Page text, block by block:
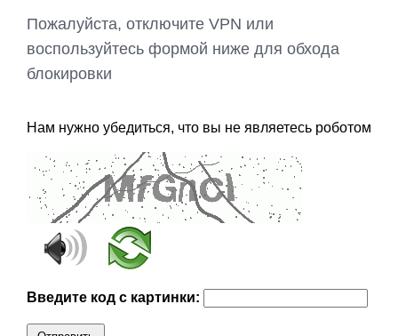
Пожалуйста, отключите VPN или
воспользуйтесь формой ниже для обхода
блокировки
Нам нужно убедиться, что вы не являетесь роботом
Введите код с картинки: